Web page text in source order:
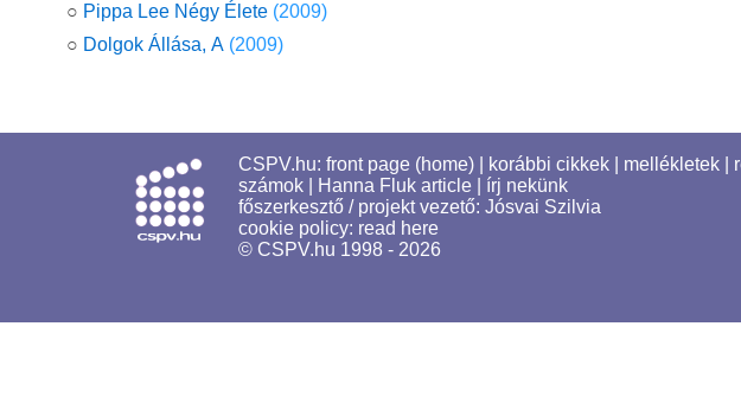
○ Pippa Lee Négy Élete (2009)
○ Dolgok Állása, A (2009)
CSPV.hu: front page (home) korábbi cikkek mellékletek
számok
Hanna Fluk article
írj nekünk
főszerkesztő / projekt vezető: Jósvai Szilvia
cookie policy: read here
© CSPV.hu 1998 - 2026